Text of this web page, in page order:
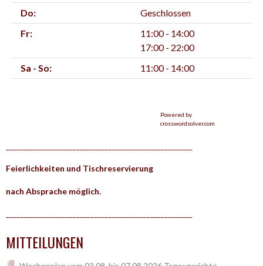
Do:
Geschlossen
Fr:
11:00 - 14:00
17:00 - 22:00
Sa - So:
11:00 - 14:00
Powered by
crosswordsolver.com
Feierlichkeiten und Tischreservierung
nach Absprache möglich.
MITTEILUNGEN